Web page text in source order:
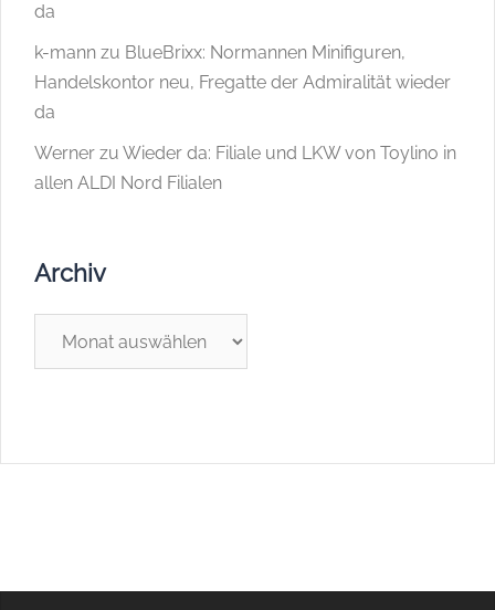
da
k-mann zu BlueBrixx: Normannen Minifiguren,
Handelskontor neu, Fregatte der Admiralität wieder
da
Werner zu Wieder da: Filiale und LKW von Toylino in
allen ALDI Nord Filialen
Archiv